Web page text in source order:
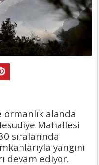
ormanlık alanda
Mahallesi
sıralarında
yangını
devam ediyor.